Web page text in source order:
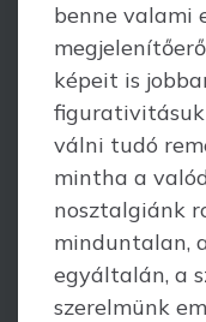
benne valami
képeit is
válni tudó
mintha a
nosztalgiánk
minduntalan,
egyáltalán, a
szerelmünk